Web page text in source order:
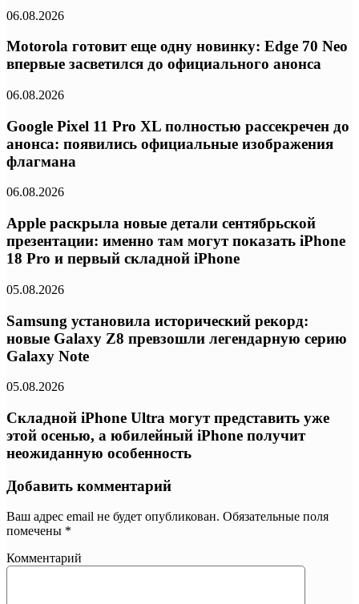
06.08.2026
Motorola готовит еще одну новинку: Edge 70 Neo
впервые засветился до официального анонса
06.08.2026
Google Pixel 11 Pro XL полностью рассекречен до
анонса: появились официальные изображения
флагмана
06.08.2026
Apple раскрыла новые детали сентябрьской
презентации: именно там могут показать iPhone
18 Pro и первый складной iPhone
05.08.2026
Samsung установила исторический рекорд:
новые Galaxy Z8 превзошли легендарную серию
Galaxy Note
05.08.2026
Складной iPhone Ultra могут представить уже
этой осенью, а юбилейный iPhone получит
неожиданную особенность
Добавить комментарий
Ваш адрес email не будет опубликован. Обязательные поля
помечены *
Комментарий